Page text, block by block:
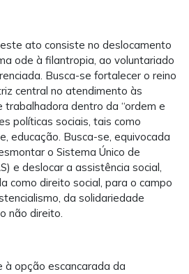
ato consiste no deslocamento
ode à filantropia, ao voluntariado
Busca-se fortalecer o reino
central no atendimento às
trabalhadora dentro da “ordem e
políticas sociais, tais como
educação. Busca-se, equivocada
o Sistema Único de
e deslocar a assistência social,
como direito social, para o campo
da solidariedade
não direito.
à opção escancarada da